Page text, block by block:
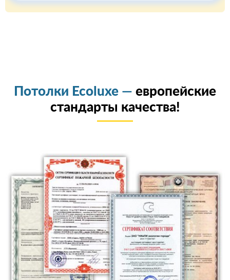
Потолки Ecoluxe — европейские
стандарты качества!